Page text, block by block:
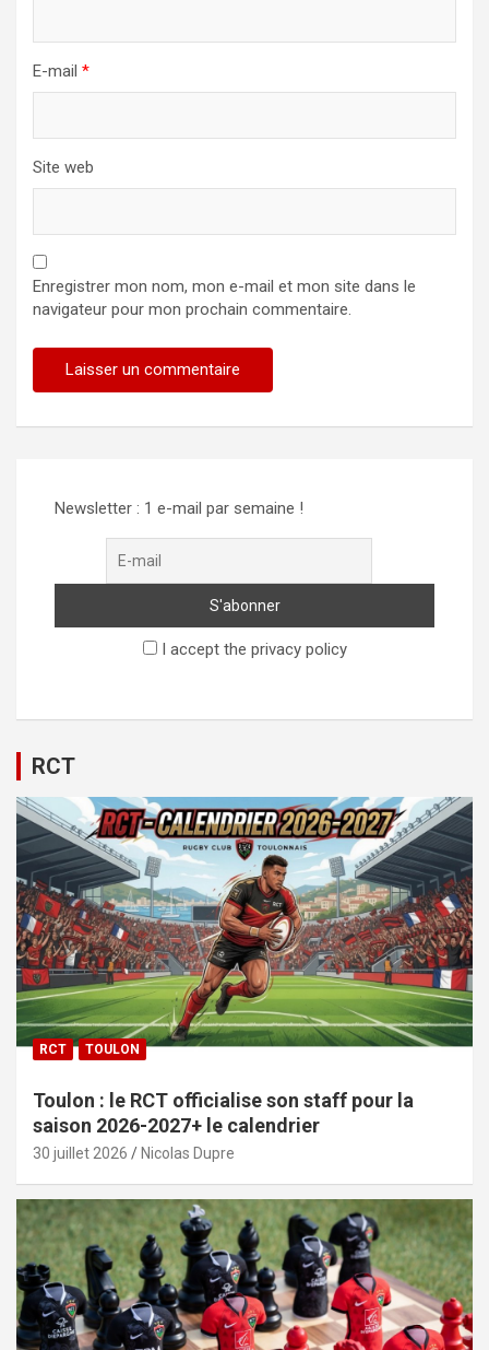
E-mail *
Site web
Enregistrer mon nom, mon e-mail et mon site dans le
navigateur pour mon prochain commentaire.
Newsletter : 1 e-mail par semaine !
I accept the privacy policy
RCT
RCT TOULON
Toulon : le RCT officialise son staff pour la
saison 2026-2027+ le calendrier
30 juillet 2026 Nicolas Dupre